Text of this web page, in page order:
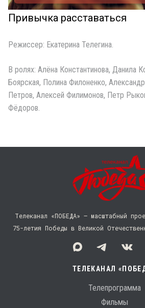
Привычка расставаться
Режиссер: Екатерина Телегина.
В ролях: Алёна Константинова, Данила
Боярская, Полина Филоненко,
Петров, Алексей Филимонов, Петр
Фёдоров.
Телеканал «ПОБЕДА» — масштабный
75-летия Победы в Великой
ТЕЛЕКАНАЛ
Телепрограмма
Фильмы